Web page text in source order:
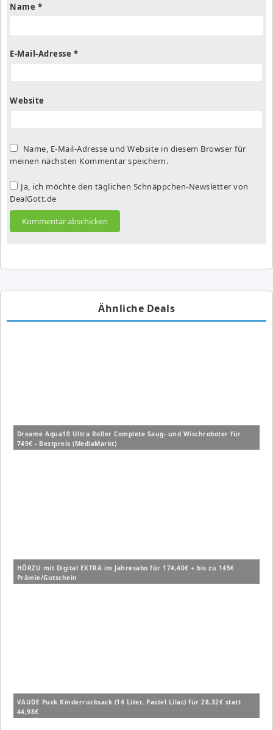
Name *
E-Mail-Adresse *
Website
Name, E-Mail-Adresse und Website in diesem Browser für
meinen nächsten Kommentar speichern.
Ja, ich möchte den täglichen Schnäppchen-Newsletter von
DealGott.de
Ähnliche Deals
Dreame Aqua10 Ultra Roller Complete Saug- und Wischroboter für
749€ - Bestpreis (MediaMarkt)
HÖRZU mit Digital EXTRA im Jahresabo für 174,40€ + bis zu 145€
Prämie/Gutschein
VAUDE Puck Kinderrucksack (14 Liter, Pastel Lilac) für 28,32€ statt
44,98€